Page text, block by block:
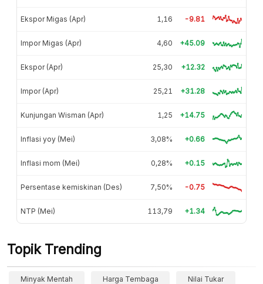
Ekspor Migas (Apr) 1,16 -9.81
Impor Migas (Apr) 4,60 +45.09
Ekspor (Apr) 25,30 +12.32
Impor (Apr) 25,21 +31.28
Kunjungan Wisman (Apr) 1,25 +14.75
Inflasi yoy (Mei) 3,08% +0.66
Inflasi mom (Mei) 0,28% +0.15
Persentase kemiskinan (Des) 7,50% -0.75
NTP (Mei) 113,79 +1.34
Topik Trending
Minyak Mentah Harga Tembaga Nilai Tukar